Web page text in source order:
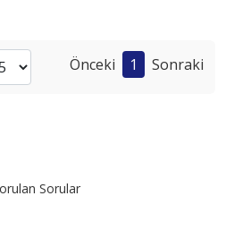
Önceki 1 Sonraki
Sorular